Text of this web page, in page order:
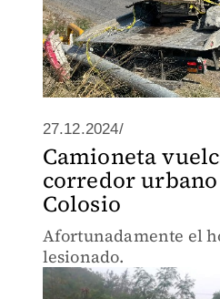
27.12.2024/
Camioneta
corredor
Colosio
Afortunadamente el
lesionado.